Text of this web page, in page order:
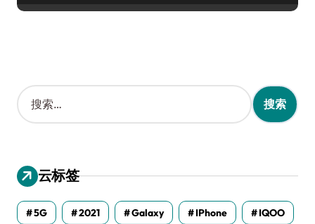
搜
索
：
云标签
5G 2021 Galaxy IPhone IQOO